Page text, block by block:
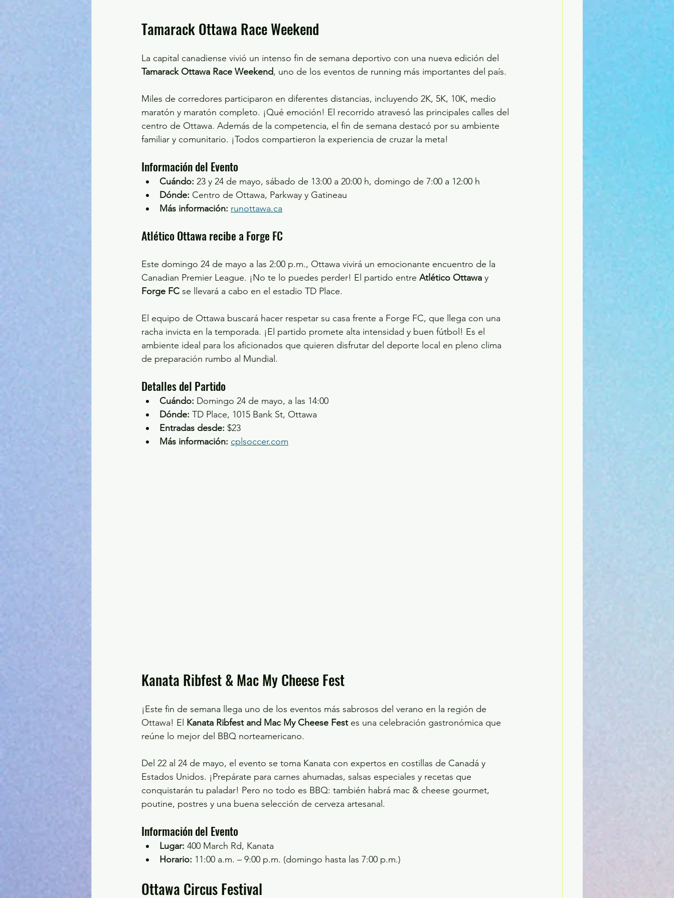
Tamarack Ottawa Race Weekend
La capital canadiense vivió un intenso fin de semana deportivo con una nueva edición del
Tamarack Ottawa Race Weekend, uno de los eventos de running más importantes del país.
Miles de corredores participaron en diferentes distancias, incluyendo 2K, 5K, 10K, medio
maratón y maratón completo. ¡Qué emoción! El recorrido atravesó las principales calles del
centro de Ottawa. Además de la competencia, el fin de semana destacó por su ambiente
familiar y comunitario. ¡Todos compartieron la experiencia de cruzar la meta!
Información del Evento
Cuándo: 23 y 24 de mayo, sábado de 13:00 a 20:00 h, domingo de 7:00 a 12:00 h
Dónde: Centro de Ottawa, Parkway y Gatineau
Más información: runottawa.ca
Atlético Ottawa recibe a Forge FC
Este domingo 24 de mayo a las 2:00 p.m., Ottawa vivirá un emocionante encuentro de la
Canadian Premier League. ¡No te lo puedes perder! El partido entre Atlético Ottawa y
Forge FC se llevará a cabo en el estadio TD Place.
El equipo de Ottawa buscará hacer respetar su casa frente a Forge FC, que llega con una
racha invicta en la temporada. ¡El partido promete alta intensidad y buen fútbol! Es el
ambiente ideal para los aficionados que quieren disfrutar del deporte local en pleno clima
de preparación rumbo al Mundial.
Detalles del Partido
Cuándo: Domingo 24 de mayo, a las 14:00
Dónde: TD Place, 1015 Bank St, Ottawa
Entradas desde: $23
Más información: cplsoccer.com
Kanata Ribfest & Mac My Cheese Fest
¡Este fin de semana llega uno de los eventos más sabrosos del verano en la región de
Ottawa! El Kanata Ribfest and Mac My Cheese Fest es una celebración gastronómica que
reúne lo mejor del BBQ norteamericano.
Del 22 al 24 de mayo, el evento se toma Kanata con expertos en costillas de Canadá y
Estados Unidos. ¡Prepárate para carnes ahumadas, salsas especiales y recetas que
conquistarán tu paladar! Pero no todo es BBQ: también habrá mac & cheese gourmet,
poutine, postres y una buena selección de cerveza artesanal.
Información del Evento
Lugar: 400 March Rd, Kanata
Horario: 11:00 a.m. – 9:00 p.m. (domingo hasta las 7:00 p.m.)
Ottawa Circus Festival